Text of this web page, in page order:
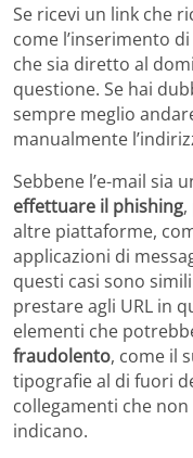
Se ricevi un link che
come l’inserimento
che sia diretto al
questione. Se hai
sempre meglio
manualmente
Sebbene l’e-mail sia
effettuare il phishing
altre piattaforme,
applicazioni di
questi casi sono
prestare agli URL in
elementi che
fraudolento, come il
tipografie al di fuori
collegamenti che
indicano.